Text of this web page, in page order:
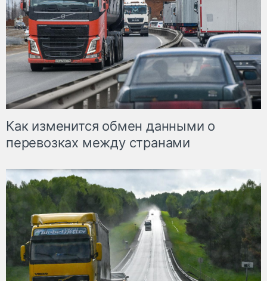
Как изменится обмен данными о
перевозках между странами